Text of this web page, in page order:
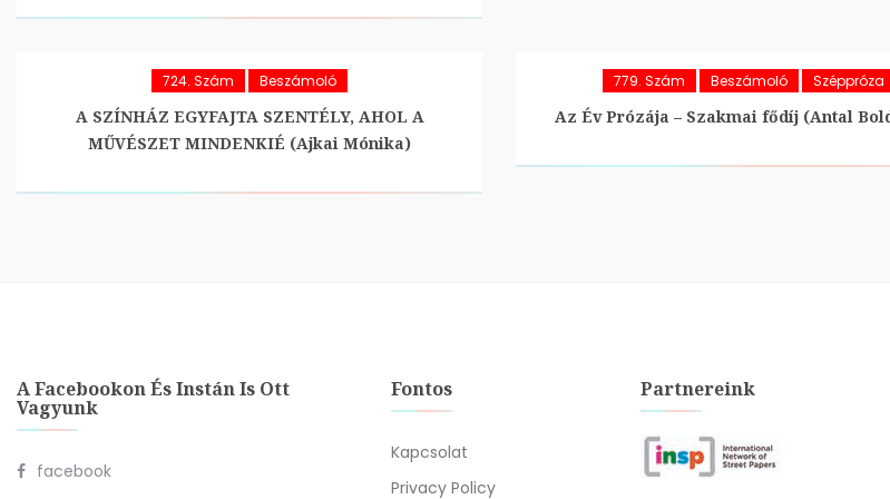
724. Szám Beszámoló
A SZÍNHÁZ EGYFAJTA SZENTÉLY, AHOL A
MŰVÉSZET MINDENKIÉ (Ajkai Mónika)
779. Szám Beszámoló Széppróza
Az Év Prózája – Szakmai fődíj (Antal
A Facebookon És Instán Is Ott
Vagyunk
facebook
Fontos
Kapcsolat
Privacy Policy
Partnereink